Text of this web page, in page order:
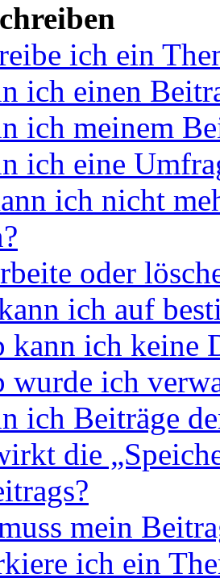
ich ein
ich einen
ich meinem
ich eine
ich nicht
oder
ich auf
kann ich keine
wurde ich
ich Beiträge
die
mein
ich ein